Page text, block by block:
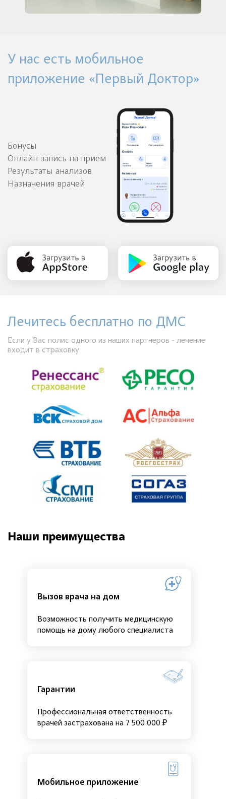
У нас есть мобильное
приложение «Первый Доктор»
Бонусы
Онлайн запись на прием
Результаты анализов
Назначения врачей
Лечитесь бесплатно по ДМС
Если у Вас полис одного из наших партнеров - лечение
входит в страховку
Наши преимущества
Вызов врача на дом
Возможность получить медицинскую
помощь на дому любого специалиста
Гарантии
Профессиональная ответственность
врачей застрахована на 7 500 000 ₽
Мобильное приложение